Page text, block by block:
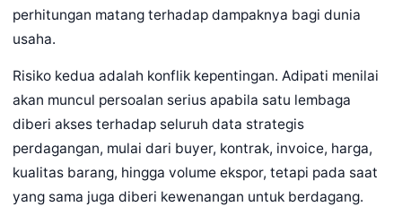
perhitungan matang terhadap dampaknya bagi dunia
usaha.
Risiko kedua adalah konflik kepentingan. Adipati menilai
akan muncul persoalan serius apabila satu lembaga
diberi akses terhadap seluruh data strategis
perdagangan, mulai dari buyer, kontrak, invoice, harga,
kualitas barang, hingga volume ekspor, tetapi pada saat
yang sama juga diberi kewenangan untuk berdagang.